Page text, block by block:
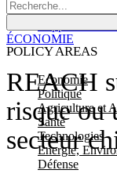
POLICY AREAS
Economie
Politique
Agriculture et
Santé
Technologies
Energie,
Défense
REACH
risque ou
secteur
ÉCONOMIE